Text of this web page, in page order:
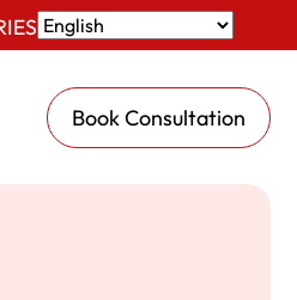
Book Consultation